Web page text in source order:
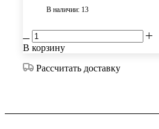
В наличии: 13
В корзину
Рассчитать доставку